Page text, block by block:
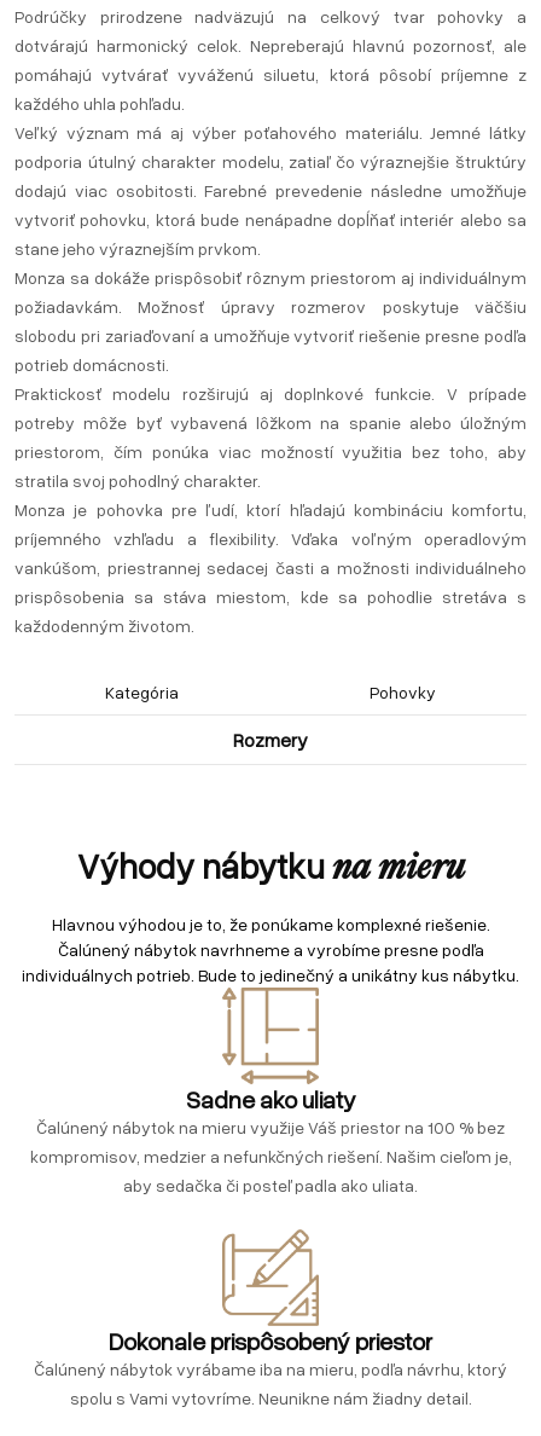
Podrúčky prirodzene nadväzujú na celkový tvar pohovky a
dotvárajú harmonický celok. Nepreberajú hlavnú pozornosť, ale
pomáhajú vytvárať vyváženú siluetu, ktorá pôsobí príjemne z
každého uhla pohľadu.
Veľký význam má aj výber poťahového materiálu. Jemné látky
podporia útulný charakter modelu, zatiaľ čo výraznejšie štruktúry
dodajú viac osobitosti. Farebné prevedenie následne umožňuje
vytvoriť pohovku, ktorá bude nenápadne dopĺňať interiér alebo sa
stane jeho výraznejším prvkom.
Monza sa dokáže prispôsobiť rôznym priestorom aj individuálnym
požiadavkám. Možnosť úpravy rozmerov poskytuje väčšiu
slobodu pri zariaďovaní a umožňuje vytvoriť riešenie presne podľa
potrieb domácnosti.
Praktickosť modelu rozširujú aj doplnkové funkcie. V prípade
potreby môže byť vybavená lôžkom na spanie alebo úložným
priestorom, čím ponúka viac možností využitia bez toho, aby
stratila svoj pohodlný charakter.
Monza je pohovka pre ľudí, ktorí hľadajú kombináciu komfortu,
príjemného vzhľadu a flexibility. Vďaka voľným operadlovým
vankúšom, priestrannej sedacej časti a možnosti individuálneho
prispôsobenia sa stáva miestom, kde sa pohodlie stretáva s
každodenným životom.
Kategória Pohovky
Rozmery
Výhody nábytkuna mieru
Hlavnou výhodou je to, že ponúkame komplexné riešenie.
Čalúnený nábytok navrhneme a vyrobíme presne podľa
individuálnych potrieb. Bude to jedinečný a unikátny kus nábytku.
Sadne ako uliaty
Čalúnený nábytok na mieru využije Váš priestor na 100 % bez
kompromisov, medzier a nefunkčných riešení. Našim cieľom je,
aby sedačka či posteľ padla ako uliata.
Dokonale prispôsobený priestor
Čalúnený nábytok vyrábame iba na mieru, podľa návrhu, ktorý
spolu s Vami vytovríme. Neunikne nám žiadny detail.